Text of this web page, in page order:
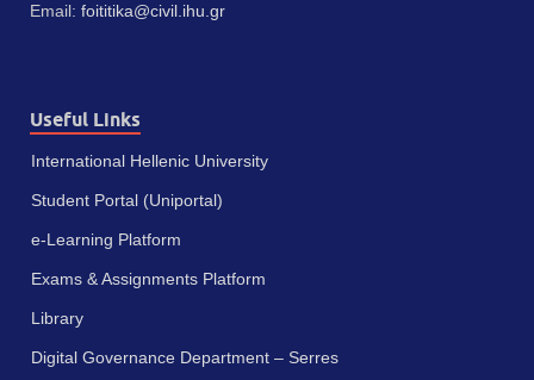
Email: foititika@civil.ihu.gr
Useful Links
International Hellenic University
Student Portal (Uniportal)
e-Learning Platform
Exams & Assignments Platform
Library
Digital Governance Department – Serres